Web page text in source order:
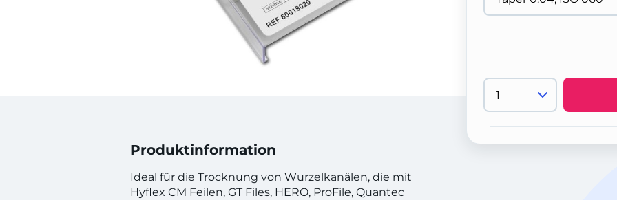
Produktinformation
Ideal für die Trocknung von Wurzelkanälen, die mit
Hyflex CM Feilen, GT Files, HERO, ProFile, Quantec